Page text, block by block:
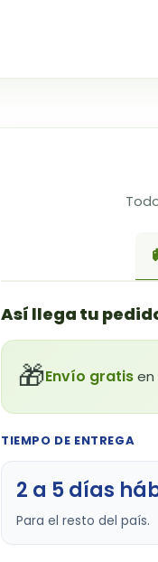
Así llega tu
🎁Envío gratisen
TIEMPO DE ENTREGA
2 a 5 días
Para el resto del país.